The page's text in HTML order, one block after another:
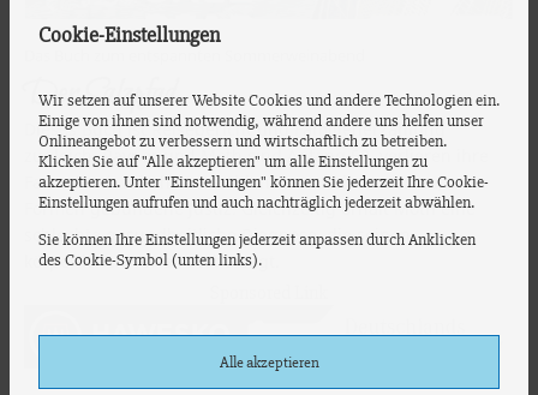
Der Salzpfad
Dieses Buch ist Reisebericht und Familienerzählung
zugleich. Rayner und Moth sind Anfang 50, verlieren ihre
Farm durch falsche Investitionen und einer starren, an
Formen gebundene Justiz. Gleichzeitig erhält Moth eine
schlechte gesundheitliche Diagnose, die seinen
körperlichen Verfall vorhersagt.
Cookie-Einstellungen
Wir setzen auf unserer Website Cookies und andere Technologien ein.
Einige von ihnen sind notwendig, während andere uns helfen unser
Onlineangebot zu verbessern und wirtschaftlich zu betreiben.
Klicken Sie auf "Alle akzeptieren" um alle Einstellungen zu
akzeptieren. Unter "Einstellungen" können Sie jederzeit Ihre Cookie-
Einstellungen aufrufen und auch nachträglich jederzeit abwählen.
Sie können Ihre Einstellungen jederzeit anpassen durch Anklicken
des Cookie-Symbol (unten links).
Alle akzeptieren